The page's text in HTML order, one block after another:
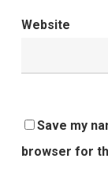
Website
Save my
browser for